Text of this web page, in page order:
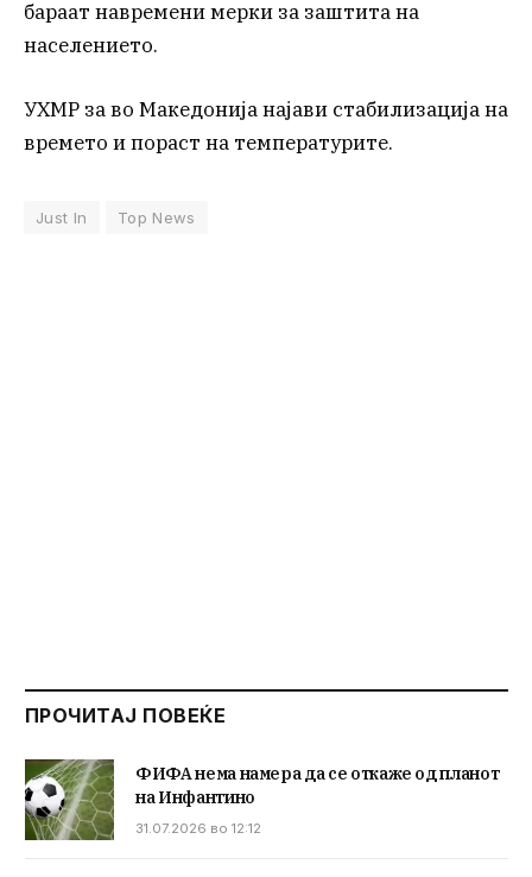
бараат навремени мерки за заштита на
населението.
УХМР за во Македонија најави стабилизација на
времето и пораст на температурите.
Just In Top News
ПРОЧИТАЈ ПОВЕЌЕ
ФИФА нема намера да се откаже од планот
на Инфантино
31.07.2026 во 12:12